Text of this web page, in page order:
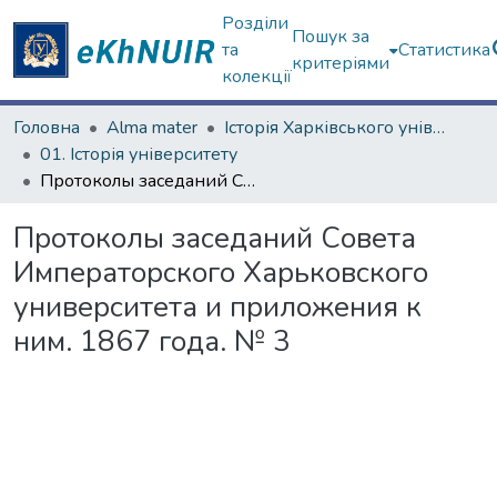
Розділи
та
колекції
Пошук за
критеріями
Статистика
Головна Alma mater
Історія Харківського університету
01. Історія університету
Протоколы заседаний Совета Императорского Харьковского университета и приложения к ним. 1867 года. № 3
Протоколы заседаний Совета
Императорского Харьковского
университета и приложения к
ним. 1867 года. № 3